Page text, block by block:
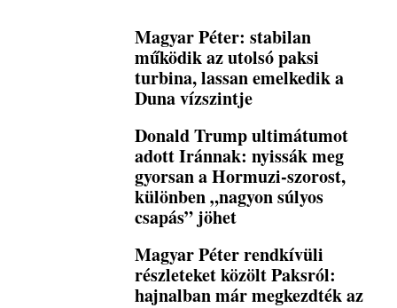
Magyar Péter: stabilan
működik az utolsó paksi
turbina, lassan emelkedik a
Duna vízszintje
Donald Trump ultimátumot
adott Iránnak: nyissák meg
gyorsan a Hormuzi-szorost,
különben „nagyon súlyos
csapás” jöhet
Magyar Péter rendkívüli
részleteket közölt Paksról:
hajnalban már megkezdték az